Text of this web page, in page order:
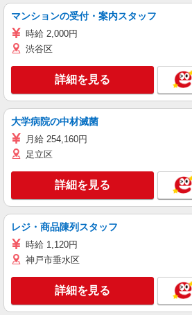
マンションの受付・案内スタッフ
時給 2,000円
渋谷区
詳細を見る
大学病院の中材滅菌
月給 254,160円
足立区
詳細を見る
レジ・商品陳列スタッフ
時給 1,120円
神戸市垂水区
詳細を見る